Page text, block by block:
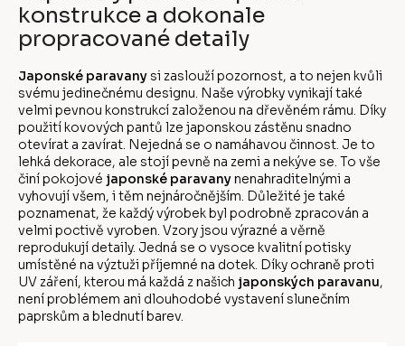
konstrukce a dokonale
propracované detaily
Japonské paravany si zaslouží pozornost, a to nejen kvůli
svému jedinečnému designu. Naše výrobky vynikají také
velmi pevnou konstrukcí založenou na dřevěném rámu. Díky
použití kovových pantů lze japonskou zástěnu snadno
otevírat a zavírat. Nejedná se o namáhavou činnost. Je to
lehká dekorace, ale stojí pevně na zemi a nekýve se. To vše
činí pokojové japonské paravanynenahraditelnými a
vyhovují všem, i těm nejnáročnějším. Důležité je také
poznamenat, že každý výrobek byl podrobně zpracován a
velmi poctivě vyroben. Vzory jsou výrazné a věrně
reprodukují detaily. Jedná se o vysoce kvalitní potisky
umístěné na výztuži příjemné na dotek. Díky ochraně proti
UV záření, kterou má každá z našich japonských paravanu,
není problémem ani dlouhodobé vystavení slunečním
paprskům a blednutí barev.